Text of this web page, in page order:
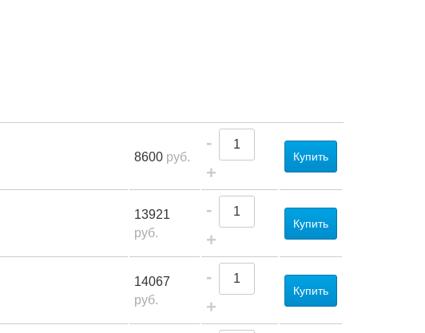
8600 руб.
-
+
Купить
13921
руб.
-
+
Купить
14067
руб.
-
+
Купить